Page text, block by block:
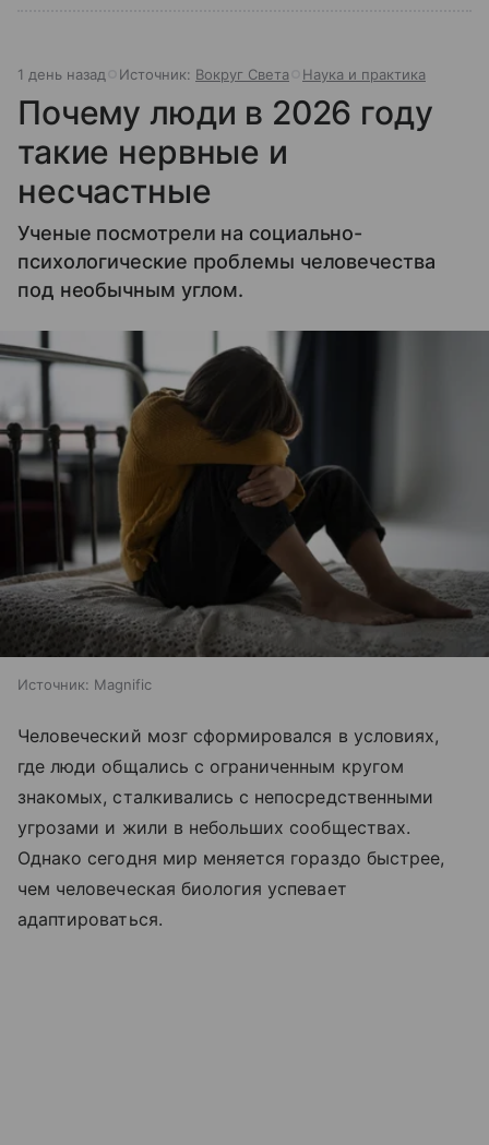
1 день назад Источник: Вокруг Света Наука и практика
Почему люди в 2026 году
такие нервные и
несчастные
Ученые посмотрели на социально-
психологические проблемы человечества
под необычным углом.
Источник: Magnific
Человеческий мозг сформировался в условиях,
где люди общались с ограниченным кругом
знакомых, сталкивались с непосредственными
угрозами и жили в небольших сообществах.
Однако сегодня мир меняется гораздо быстрее,
чем человеческая биология успевает
адаптироваться.